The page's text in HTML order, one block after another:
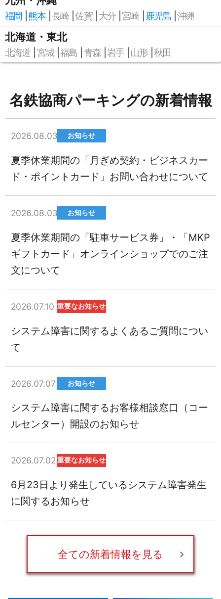
福岡 熊本 長崎 佐賀 大分 宮崎 鹿児島 沖縄
北海道・東北
北海道 宮城 福島 青森 岩手 山形 秋田
名鉄協商パーキングの新着情報
2026.08.03 お知らせ
夏季休業期間の「月ぎめ契約・ビジネスカー
ド・ポイントカード」お問い合わせについて
2026.08.03 お知らせ
夏季休業期間の「駐車サービス券」・「MKP
ギフトカード」オンラインショップでのご注
文について
2026.07.10 重要なお知らせ
システム障害に関するよくあるご質問につい
て
2026.07.07 お知らせ
システム障害に関するお客様相談窓口（コー
ルセンター）開設のお知らせ
2026.07.02 重要なお知らせ
6月23日より発生しているシステム障害発生
に関するお知らせ
全ての新着情報を見る